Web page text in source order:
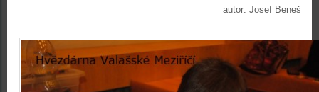
autor: Josef Beneš